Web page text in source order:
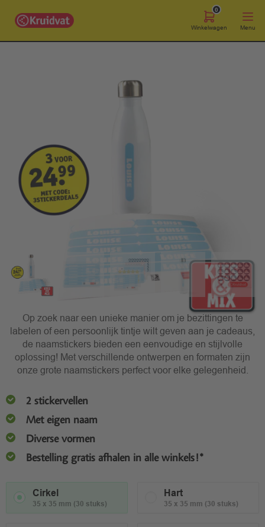
0
Winkelwagen Menu
Op zoek naar een unieke manier om je bezittingen te
labelen of een persoonlijk tintje wilt geven aan je cadeaus,
de naamstickers bieden een eenvoudige en stijlvolle
oplossing! Met verschillende ontwerpen en formaten zijn
onze grote naamstickers perfect voor elke gelegenheid.
2 stickervellen
Met eigen naam
Diverse vormen
Bestelling gratis afhalen in alle winkels!*
Cirkel
35 x 35 mm (30 stuks)
Hart
35 x 35 mm (30 stuks)